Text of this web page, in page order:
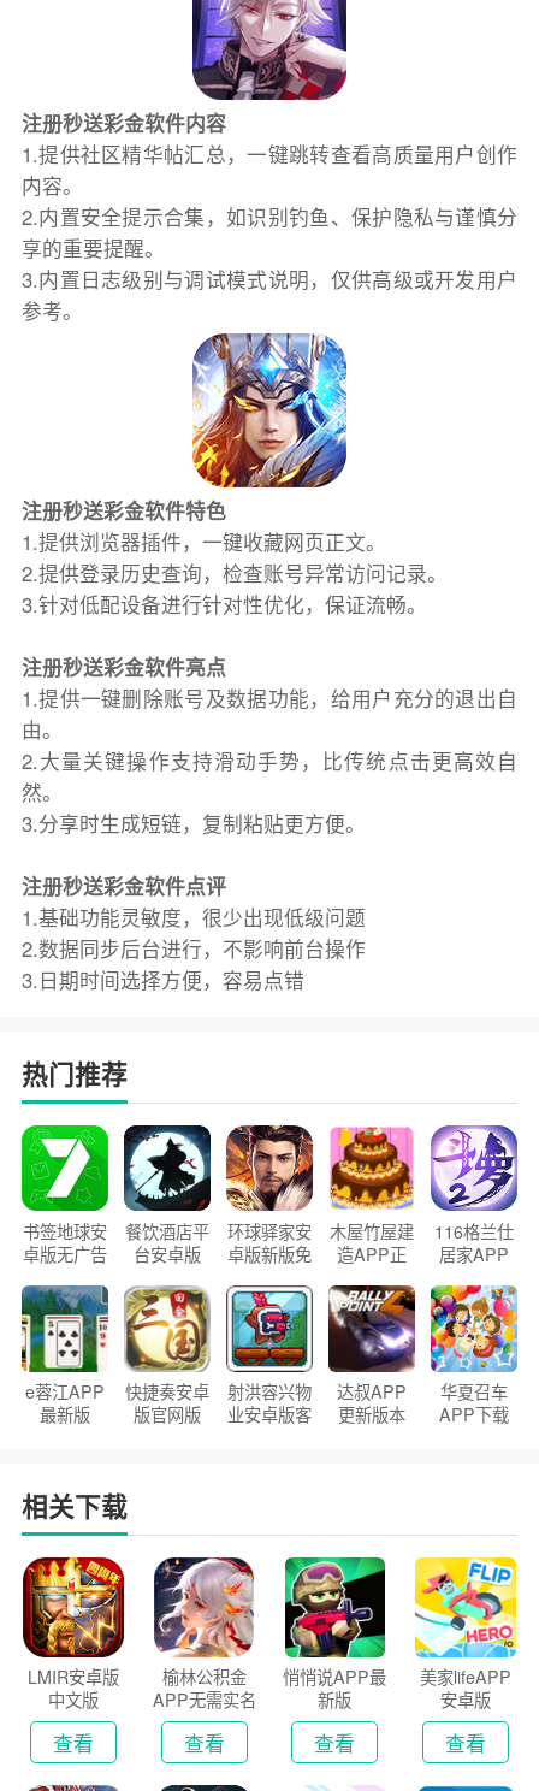
注册秒送彩金软件内容
1.提供社区精华帖汇总，一键跳转查看高质量用户创作
内容。
2.内置安全提示合集，如识别钓鱼、保护隐私与谨慎分
享的重要提醒。
3.内置日志级别与调试模式说明，仅供高级或开发用户
参考。
注册秒送彩金软件特色
1.提供浏览器插件，一键收藏网页正文。
2.提供登录历史查询，检查账号异常访问记录。
3.针对低配设备进行针对性优化，保证流畅。
注册秒送彩金软件亮点
1.提供一键删除账号及数据功能，给用户充分的退出自
由。
2.大量关键操作支持滑动手势，比传统点击更高效自
然。
3.分享时生成短链，复制粘贴更方便。
注册秒送彩金软件点评
1.基础功能灵敏度，很少出现低级问题
2.数据同步后台进行，不影响前台操作
3.日期时间选择方便，容易点错
热门推荐
书签地球安
卓版无广告
餐饮酒店平
台安卓版
环球驿家安
卓版新版免
木屋竹屋建
造APP正
116格兰仕
居家APP
e蓉江APP
最新版
快捷奏安卓
版官网版
射洪容兴物
业安卓版客
达叔APP
更新版本
华夏召车
APP下载
相关下载
LMIR安卓版
中文版
查看
榆林公积金
APP无需实名
认证版
查看
悄悄说APP最
新版
查看
美家lifeAPP
安卓版
查看